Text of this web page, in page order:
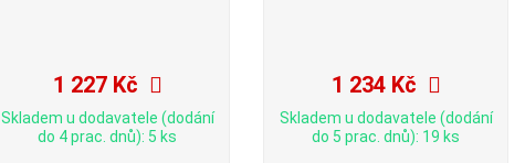
1 227 Kč
Skladem u dodavatele (dodání
do 4 prac. dnů): 5 ks
1 234 Kč
Skladem u dodavatele (dodání
do 5 prac. dnů): 19 ks